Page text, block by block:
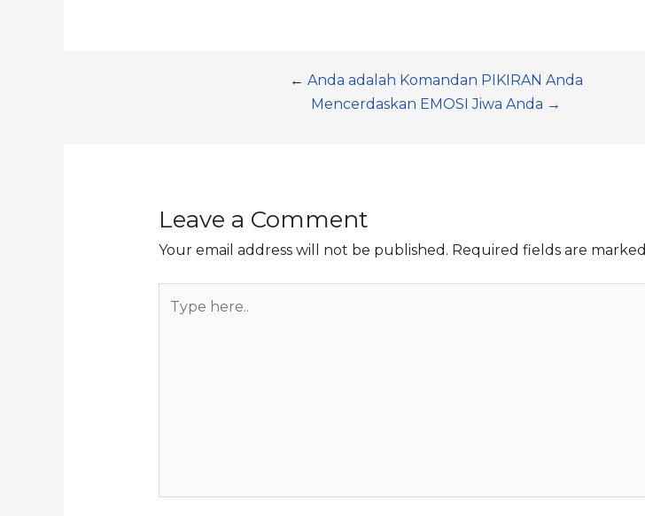
← Anda adalah Komandan PIKIRAN Anda
Mencerdaskan EMOSI Jiwa Anda →
Leave a Comment
Your email address will not be published. Required fields are marked